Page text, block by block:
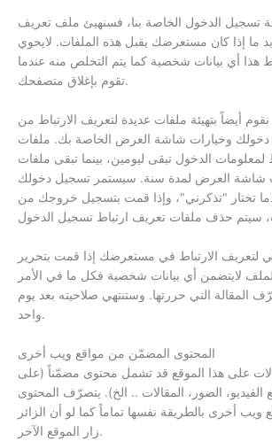
تسجيل الدخول الخاصة بنا، فسنهيئ ملف تعريف
ما إذا كان مستعرضك يقبل هذه الملفات. لايحوي
هذا أي بيانات شخصية كما يتم التخلص منه عندما
تقوم بإغلاق متصفحك.
أيضاً بتهيئة ملفات عديدة لتعريف الارتباط من
وخيارات شاشة العرض الخاصة بك. ملفات
لمعلومات الدخول تبقى ليومين، بينما تبقى ملفات
شاشة العرض لمدة سنة. سيستمر تسجيل دخولك
تختار "تذكرني"، وإذا قمت بتسجيل خروجك من
الارتباط في مستعرضك إذا قمت بتحرير
لايتضمن أي بيانات شخصية فكل ما في الأمر
المقالة التي حررتها. وستنتهي صلاحيته بعد يوم
واحد.
المحتوى المضمّن من مواقع ويب أخرى
على هذا الموقع قد تشمل محتوى مضمّناً (على
الفيديو، الصور، المقالات .. الخ). يتصرّف المحتوى
أخرى بالطريقة نفسها تماماً كما لو أن الزائر
زار الموقع الآخر.